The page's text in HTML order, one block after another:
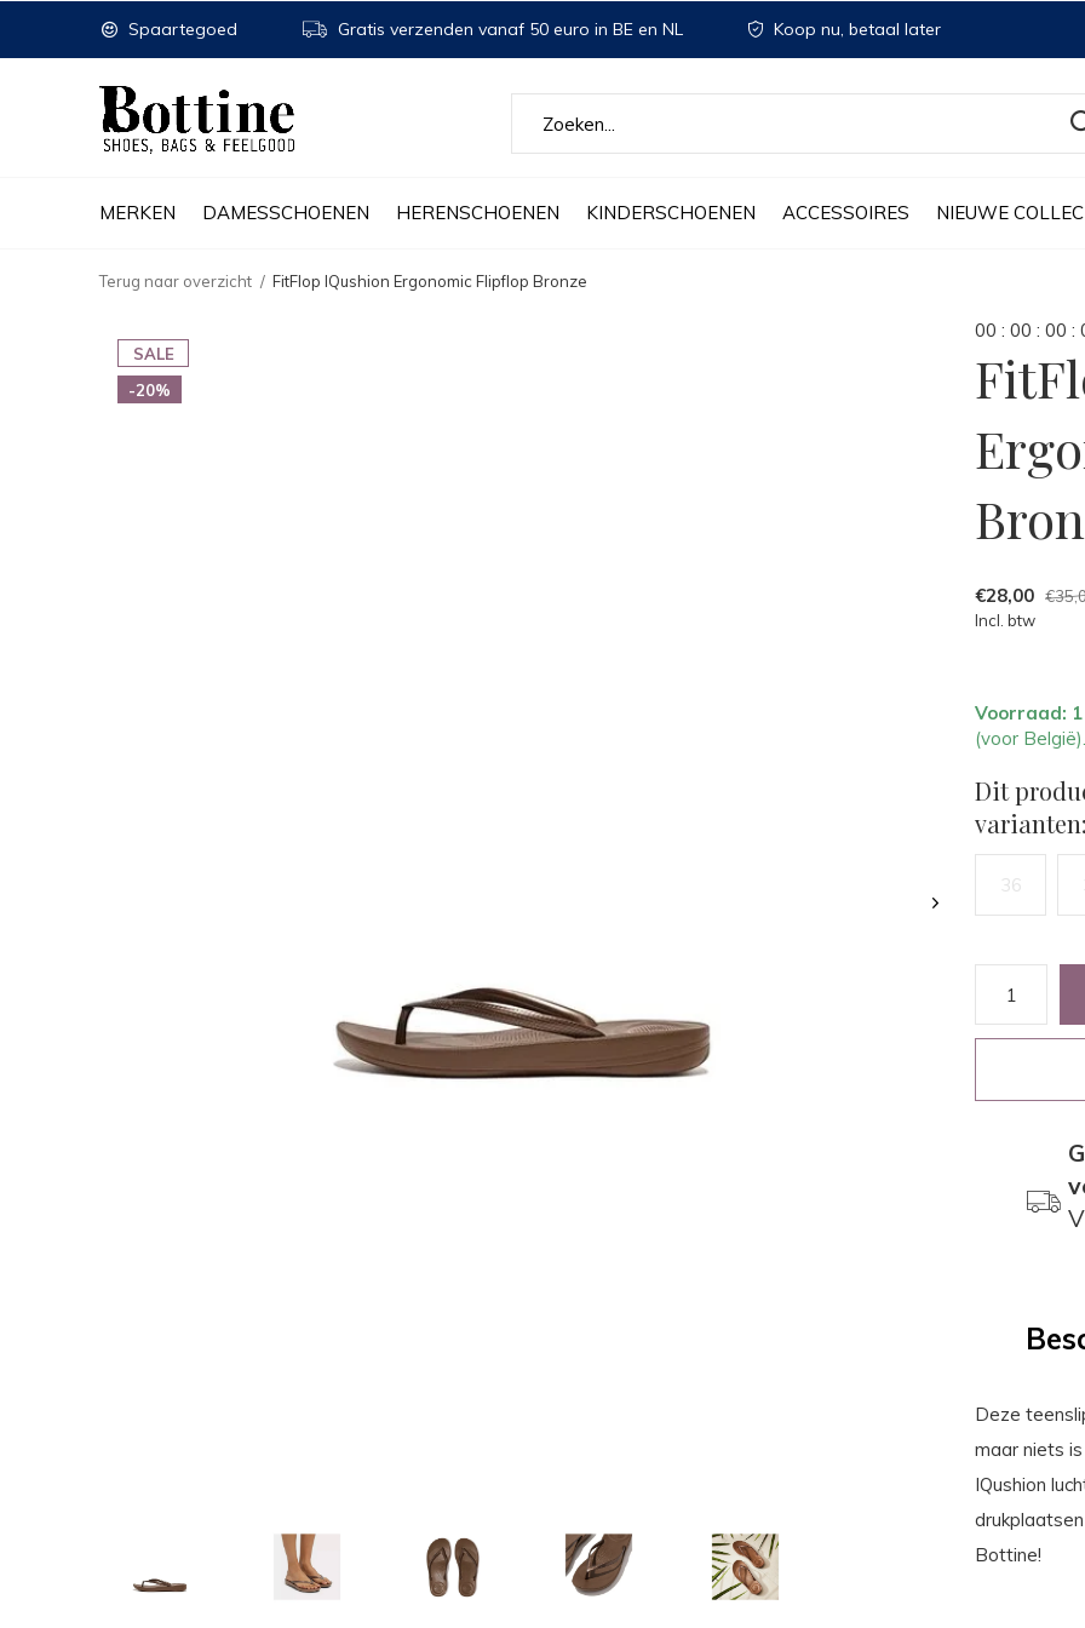
MERKEN DAMESSCHOENEN HERENSCHOENEN KINDERSCHOENEN ACCESSOIRES NIEUWE
Spaartegoed Gratis verzenden vanaf 50 euro in BE en NL Koop nu, betaal later
Terug naar overzicht FitFlop IQushion Ergonomic Flipflop Bronze
SALE
-20%
00 : 00 : 00 :
€28,00
Incl. btw
Voorraad:
(voor België).
Dit
36
Deze
maar niets
IQushion
Bottine!